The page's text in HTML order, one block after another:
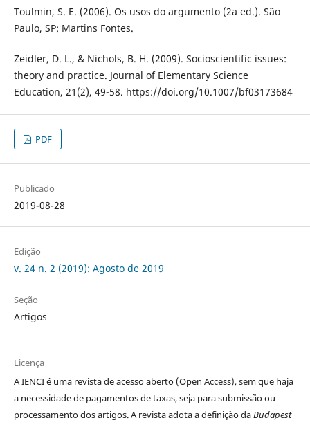
Toulmin, S. E. (2006). Os usos do argumento (2a ed.). São
Paulo, SP: Martins Fontes.
Zeidler, D. L., & Nichols, B. H. (2009). Socioscientific issues:
theory and practice. Journal of Elementary Science
Education, 21(2), 49-58. https://doi.org/10.1007/bf03173684
PDF
Publicado
2019-08-28
Edição
v. 24 n. 2 (2019): Agosto de 2019
Seção
Artigos
Licença
A IENCI é uma revista de acesso aberto (Open Access), sem que haja
a necessidade de pagamentos de taxas, seja para submissão ou
processamento dos artigos. A revista adota a definição daBudapest